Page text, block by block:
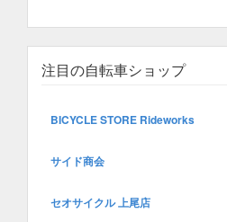
注目の自転車ショップ
BICYCLE STORE Rideworks
サイド商会
セオサイクル 上尾店